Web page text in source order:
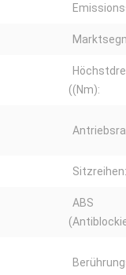
((Nm):
Sitzreihen:
ABS